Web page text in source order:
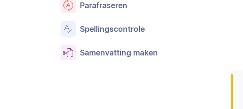
Parafraseren
Spellingscontrole
Samenvatting maken